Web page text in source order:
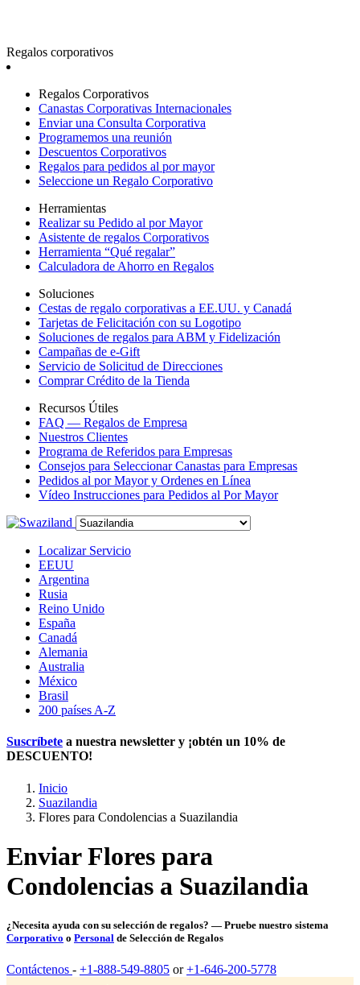
Regalos corporativos
Regalos Corporativos
Canastas Corporativas Internacionales
Enviar una Consulta Corporativa
Programemos una reunión
Descuentos Corporativos
Regalos para pedidos al por mayor
Seleccione un Regalo Corporativo
Herramientas
Realizar su Pedido al por Mayor
Asistente de regalos Corporativos
Herramienta “Qué regalar”
Calculadora de Ahorro en Regalos
Soluciones
Cestas de regalo corporativas a EE.UU. y Canadá
Tarjetas de Felicitación con su Logotipo
Soluciones de regalos para ABM y Fidelización
Campañas de e-Gift
Servicio de Solicitud de Direcciones
Comprar Crédito de la Tienda
Recursos Útiles
FAQ — Regalos de Empresa
Nuestros Clientes
Programa de Referidos para Empresas
Consejos para Seleccionar Canastas para Empresas
Pedidos al por Mayor y Ordenes en Línea
Vídeo Instrucciones para Pedidos al Por Mayor
Localizar Servicio
EEUU
Argentina
Rusia
Reino Unido
España
Canadá
Alemania
Australia
México
Brasil
200 países A-Z
Suscríbete a nuestra newsletter y ¡obtén un 10% de
DESCUENTO!
Inicio
Suazilandia
Flores para Condolencias a Suazilandia
Enviar Flores para
Condolencias a Suazilandia
¿Necesita ayuda con su selección de regalos? — Pruebe nuestro sistema
Corporativo o Personal de Selección de Regalos
Contáctenos - +1-888-549-8805 or+1-646-200-5778